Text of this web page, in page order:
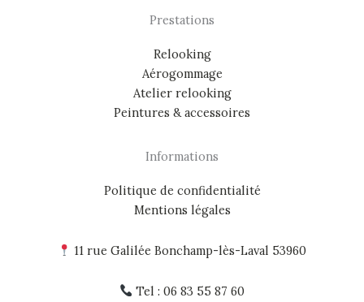
Prestations
Relooking
Aérogommage
Atelier relooking
Peintures & accessoires
Informations
Politique de confidentialité
Mentions légales
11 rue Galilée Bonchamp-lès-Laval 53960
Tel : 06 83 55 87 60